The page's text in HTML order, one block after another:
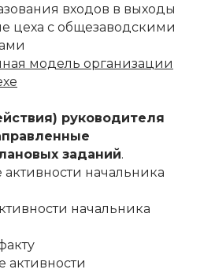
входов в выходы
цеха с общезаводскими
модель организации
руководителя
заданий.
начальника
начальника